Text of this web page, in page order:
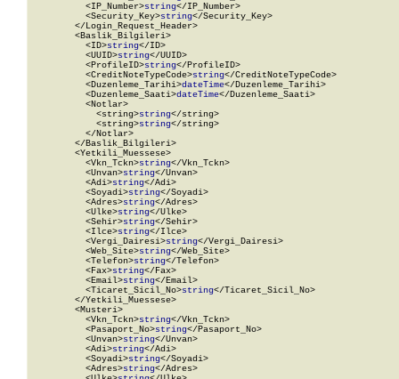
          <IP_Number>
string</IP_Number>
          <Security_Key>
string</Security_Key>
        </Login_Request_Header>
        <Baslik_Bilgileri>
          <ID>
string</ID>
          <UUID>
string</UUID>
          <ProfileID>
string</ProfileID>
          <CreditNoteTypeCode>
string</CreditNoteTypeCode>
          <Duzenleme_Tarihi>
dateTime</Duzenleme_Tarihi>
          <Duzenleme_Saati>
dateTime</Duzenleme_Saati>
          <Notlar>
            <string>
string</string>
            <string>
string</string>
          </Notlar>
        </Baslik_Bilgileri>
        <Yetkili_Muessese>
          <Vkn_Tckn>
string</Vkn_Tckn>
          <Unvan>
string</Unvan>
          <Adi>
string</Adi>
          <Soyadi>
string</Soyadi>
          <Adres>
string</Adres>
          <Ulke>
string</Ulke>
          <Sehir>
string</Sehir>
          <Ilce>
string</Ilce>
          <Vergi_Dairesi>
string</Vergi_Dairesi>
          <Web_Site>
string</Web_Site>
          <Telefon>
string</Telefon>
          <Fax>
string</Fax>
          <Email>
string</Email>
          <Ticaret_Sicil_No>
string</Ticaret_Sicil_No>
        </Yetkili_Muessese>
        <Musteri>
          <Vkn_Tckn>
string</Vkn_Tckn>
          <Pasaport_No>
string</Pasaport_No>
          <Unvan>
string</Unvan>
          <Adi>
string</Adi>
          <Soyadi>
string</Soyadi>
          <Adres>
string</Adres>